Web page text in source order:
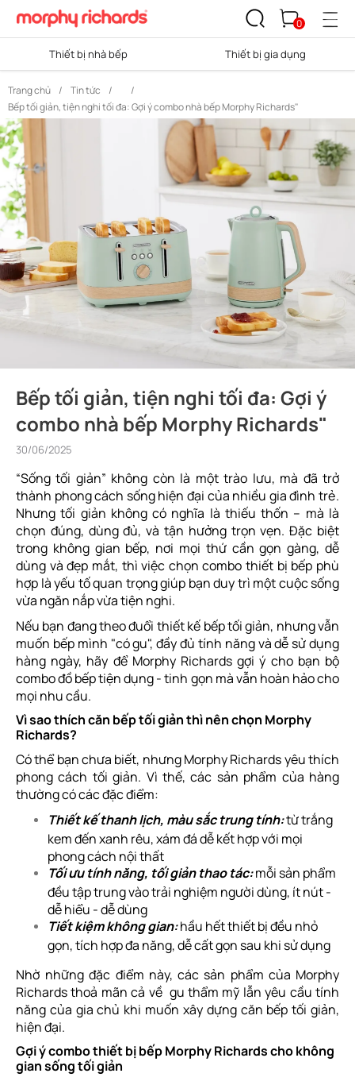
0
Thiết bị nhà bếp Thiết bị gia dụng
Trang chủ / Tin tức /
/
Bếp tối giản, tiện nghi tối đa: Gợi ý combo nhà bếp Morphy Richards"
Bếp tối giản, tiện nghi tối đa: Gợi ý
combo nhà bếp Morphy Richards"
30/06/2025
“Sống tối giản” không còn là một trào lưu, mà đã trở
thành phong cách sống hiện đại của nhiều gia đình trẻ.
Nhưng tối giản không có nghĩa là thiếu thốn – mà là
chọn đúng, dùng đủ, và tận hưởng trọn vẹn. Đặc biệt
trong không gian bếp, nơi mọi thứ cần gọn gàng, dễ
dùng và đẹp mắt, thì việc chọn combo thiết bị bếp phù
hợp là yếu tố quan trọng giúp bạn duy trì một cuộc sống
vừa ngăn nắp vừa tiện nghi.
Nếu bạn đang theo đuổi thiết kế bếp tối giản, nhưng vẫn
muốn bếp mình "có gu", đầy đủ tính năng và dễ sử dụng
hàng ngày, hãy để Morphy Richards gợi ý cho bạn bộ
combo đồ bếp tiện dụng - tinh gọn mà vẫn hoàn hảo cho
mọi nhu cầu.
Vì sao thích căn bếp tối giản thì nên chọn Morphy
Richards?
Có thể bạn chưa biết, nhưng Morphy Richards yêu thích
phong cách tối giản. Vì thế, các sản phẩm của hàng
thường có các đặc điểm:
Thiết kế thanh lịch, màu sắc trung tính:từ trắng
kem đến xanh rêu, xám đá dễ kết hợp với mọi
phong cách nội thất
Tối ưu tính năng, tối giản thao tác:mỗi sản phẩm
đều tập trung vào trải nghiệm người dùng, ít nút -
dễ hiểu - dễ dùng
Tiết kiệm không gian:hầu hết thiết bị đều nhỏ
gọn, tích hợp đa năng, dễ cất gọn sau khi sử dụng
Nhờ những đặc điểm này, các sản phẩm của Morphy
Richards thoả mãn cả về gu thẩm mỹ lẫn yêu cầu tính
năng của gia chủ khi muốn xây dựng căn bếp tối giản,
hiện đại.
Gợi ý combo thiết bị bếp Morphy Richards cho không
gian sống tối giản